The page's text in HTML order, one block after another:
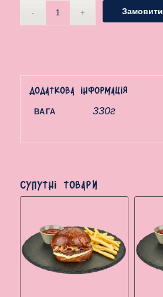
Замовити
Додаткова інформація
ВАГА 330г
Супутні товари